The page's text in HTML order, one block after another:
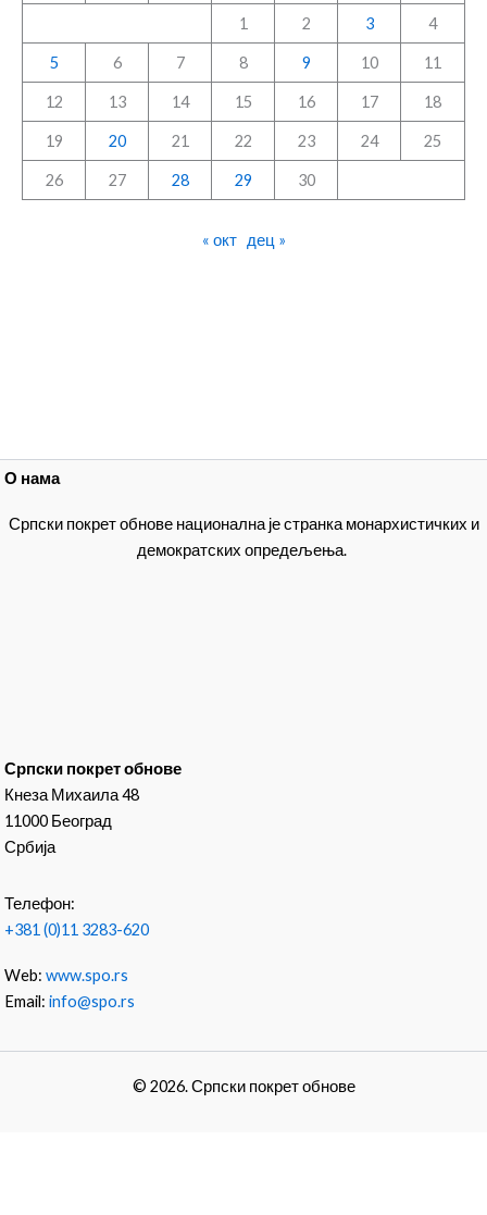
1 2 3 4
5 6 7 8 9 10 11
12 13 14 15 16 17 18
19 20 21 22 23 24 25
26 27 28 29 30
« окт дец »
О нама
Српски покрет обнове национална је странка монархистичких и
демократских опредељења.
Српски покрет обнове
Кнеза Михаила 48
11000 Београд
Србија
Телефон:
+381 (0)11 3283-620
Web:www.spo.rs
Email:info@spo.rs
© 2026. Српски покрет обнове